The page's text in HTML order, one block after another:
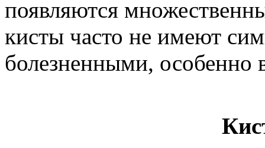
появляются
кисты часто не имеют
болезненными, особенно